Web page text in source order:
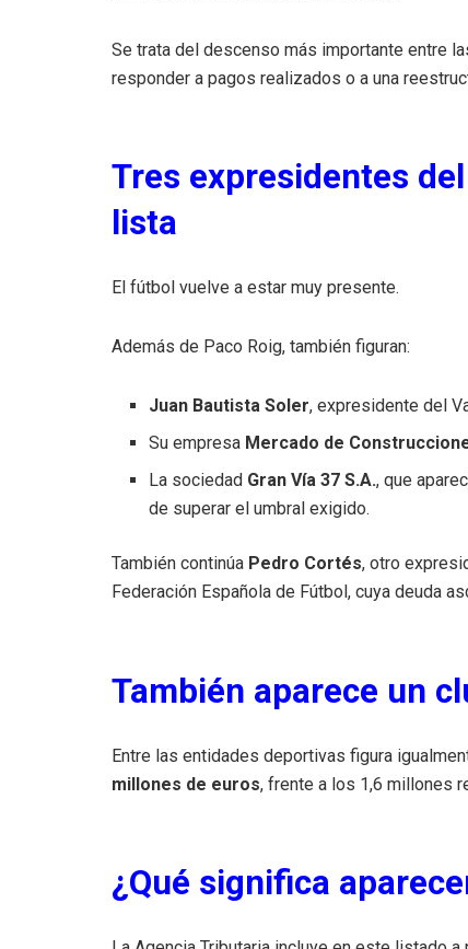
Se trata del descenso más importante entre
responder a pagos realizados o a una
Tres expresidentes
lista
El fútbol vuelve a estar muy presente.
Además de Paco Roig, también figuran:
Juan Bautista Soler, expresidente del
Su empresa Mercado de
La sociedad Gran Vía 37 S.A., que
de superar el umbral exigido.
También continúa Pedro Cortés, otro
Federación Española de Fútbol, cuya deuda
También aparece un
Entre las entidades deportivas figura
millones de euros, frente a los 1,6 millones
¿Qué significa